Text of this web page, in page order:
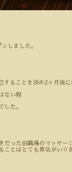
しました。
することを決め 2 ヶ月後
ない程
した。
だった前職場のマッサー
ことはとても勇気がいり